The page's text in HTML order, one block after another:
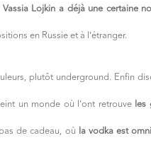
Vassia Lojkin a déjà une certaine
en Russie et à l’étranger.
plutôt underground. Enfin
un monde où l’ont retrouveles
de cadeau, où la vodka est